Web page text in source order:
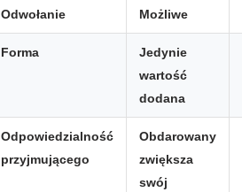
Odwołanie Możliwe
Forma
Jedynie
wartość
dodana
Odpowiedzialność
przyjmującego
Obdarowany
zwiększa
swój